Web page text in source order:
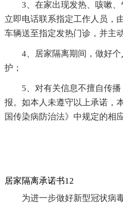
3、在家出现发热、咳嗽
立即电话联系指定工作人员，
车辆送至指定发热门诊，并主
4、居家隔离期间，做好
护；
5、对有关信息不擅自传
报。如本人未遵守以上承诺，
国传染病防治法》中规定的相
居家隔离承诺书12
为进一步做好新型冠状病